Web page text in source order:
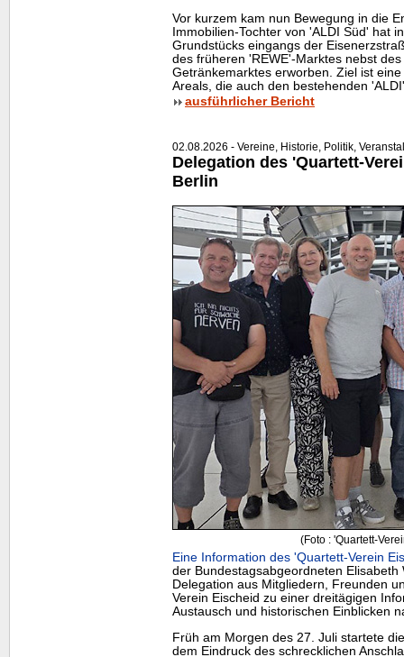
Vor kurzem kam nun Bewegung in die
Immobilien-Tochter von 'ALDI Süd' hat
Grundstücks eingangs der
des früheren 'REWE'-Marktes nebst
Getränkemarktes erworben. Ziel ist
Areals, die auch den bestehenden
ausführlicher Bericht
02.08.2026 - Vereine, Historie, Politik,
Delegation des 'Quartett-
Berlin
(Foto : 'Quartett-
Eine Information des 'Quartett-Verein
der Bundestagsabgeordneten
Delegation aus Mitgliedern, Freunden
Verein Eischeid zu einer dreitägigen
Austausch und historischen Einblicken
Früh am Morgen des 27. Juli startete
dem Eindruck des schrecklichen